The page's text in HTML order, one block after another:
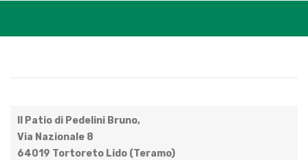
Il Patio di Pedelini Bruno,
Via Nazionale 8
64019 Tortoreto Lido (Teramo)